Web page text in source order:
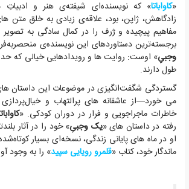
«کاواباتا» که نویسنده‌ای شیفته‌ی هنر و ادبیاتِ
زادگاهش، ژاپن، بود، علاقه‌ی زیادی به خلق متن
مفاهیم پیچیده و ژرف را در کمال سادگی به
برجسته‌ترین دستاوردهای این نویسنده‌ی
وجبیِ» اوست: روایت ها و رویدادهایی خیالی که
طول دارند.
گستردگی شگفت‌انگیزی در موضوعات این داستان
می خورد—از عاشقانه های پرالتهاب و خیال‌پردازی
خاطرات ماجراجویی و فرار در دوران کودکی. «
رفته در داستان های «یک وجبیِ» خود را در آثار
او در ماه های پایانی زندگی، نسخه‌ای بسیار
ماندگار خود، کتاب «قلمرو رویایی سپید» را به وجود